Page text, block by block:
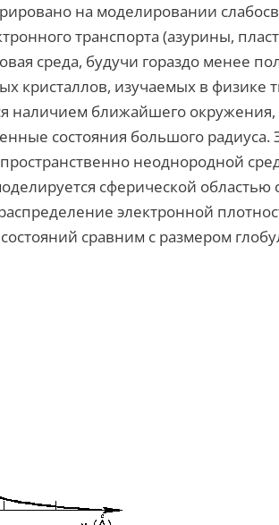
на моделировании
транспорта (азурины,
среда, будучи гораздо менее
кристаллов, изучаемых в физике
наличием ближайшего
состояния большого
неоднородной
сферической областью
электронной
сравним с размером